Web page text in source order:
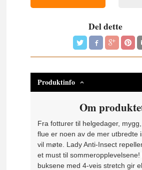
Del dette
Produktinfo
Om
Fra fotturer til helgedager,
flue er noen av de mer utbredte
vil møte. Lady Anti-Insect
et must til sommeropplevelsene!
buksene med 4-veis stretch gir